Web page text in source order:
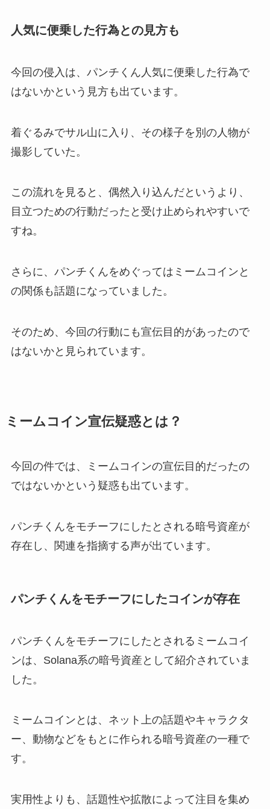
人気に便乗した行為との見方も
今回の侵入は、パンチくん人気に便乗した行為で
はないかという見方も出ています。
着ぐるみでサル山に入り、その様子を別の人物が
撮影していた。
この流れを見ると、偶然入り込んだというより、
目立つための行動だったと受け止められやすいで
すね。
さらに、パンチくんをめぐってはミームコインと
の関係も話題になっていました。
そのため、今回の行動にも宣伝目的があったので
はないかと見られています。
ミームコイン宣伝疑惑とは？
今回の件では、ミームコインの宣伝目的だったの
ではないかという疑惑も出ています。
パンチくんをモチーフにしたとされる暗号資産が
存在し、関連を指摘する声が出ています。
パンチくんをモチーフにしたコインが存在
パンチくんをモチーフにしたとされるミームコイ
ンは、Solana系の暗号資産として紹介されていま
した。
ミームコインとは、ネット上の話題やキャラクタ
ー、動物などをもとに作られる暗号資産の一種で
す。
実用性よりも、話題性や拡散によって注目を集め